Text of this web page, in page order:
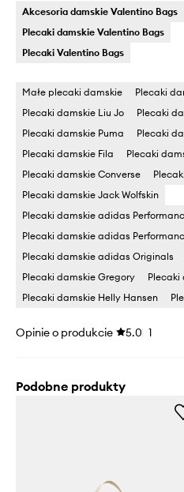
Akcesoria damskie Valentino Bags
Plecaki damskie Valentino Bags
Plecaki Valentino Bags
Małe plecaki damskie
Plecaki
Plecaki damskie Liu Jo
Plecaki
Plecaki damskie Puma
Plecaki
Plecaki damskie Fila
Plecaki
Plecaki damskie Converse
Plecaki damskie Jack Wolfskin
Plecaki damskie adidas
Plecaki damskie adidas
Plecaki damskie adidas Originals
Plecaki damskie Gregory
Plecaki
Plecaki damskie Helly Hansen
Opinie o produkcie 5.0 1
Podobne produkty